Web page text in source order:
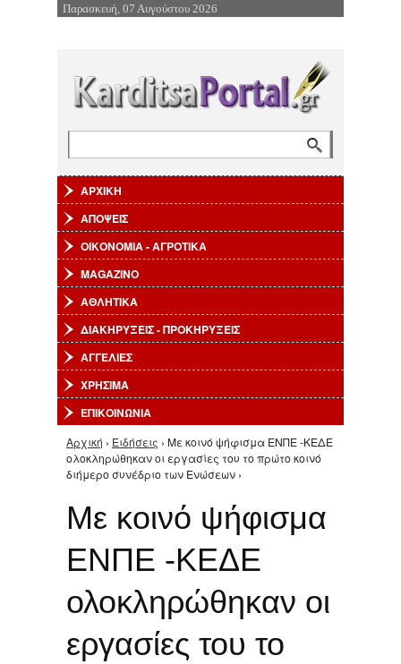
Επιστροφή στην Πλοήγηση
Παρασκευή, 07 Αυγούστου 2026
ΑΡΧΙΚΗ
ΑΠΟΨΕΙΣ
ΟΙΚΟΝΟΜΙΑ - ΑΓΡΟΤΙΚΑ
MAGAZINO
ΑΘΛΗΤΙΚΑ
ΔΙΑΚΗΡΥΞΕΙΣ - ΠΡΟΚΗΡΥΞΕΙΣ
ΑΓΓΕΛΙΕΣ
ΧΡΗΣΙΜΑ
ΕΠΙΚΟΙΝΩΝΙΑ
Είστε εδώ
Αρχική › Ειδήσεις › Με κοινό ψήφισμα ΕΝΠΕ -ΚΕΔΕ
ολοκληρώθηκαν οι εργασίες του το πρώτο κοινό
διήμερο συνέδριο των Ενώσεων ›
Με κοινό ψήφισμα
ΕΝΠΕ -ΚΕΔΕ
ολοκληρώθηκαν οι
εργασίες του το